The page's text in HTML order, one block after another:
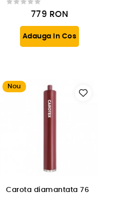
779 RON
Adauga In Cos
Nou
Carota diamantata 76